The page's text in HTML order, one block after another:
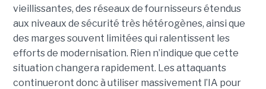
vieillissantes, des réseaux de fournisseurs étendus
aux niveaux de sécurité très hétérogènes, ainsi que
des marges souvent limitées qui ralentissent les
efforts de modernisation. Rien n’indique que cette
situation changera rapidement. Les attaquants
continueront donc à utiliser massivement l’IA pour